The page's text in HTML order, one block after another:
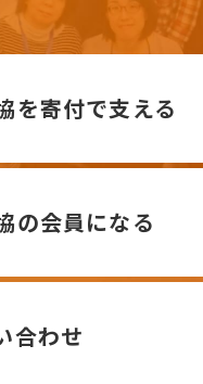
を寄付で支える
の会員になる
合わせ